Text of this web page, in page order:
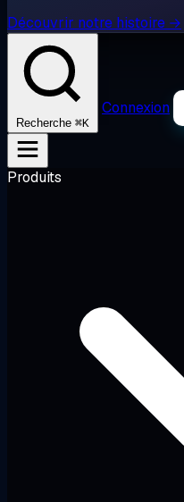
Découvrir notre histoire →
Recherche ⌘K
Connexion
Produits